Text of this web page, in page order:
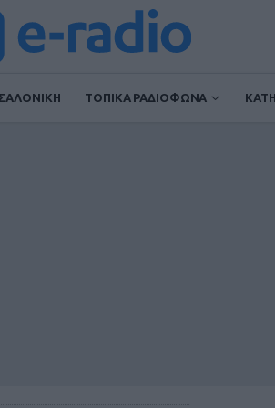
ΤΟΠΙΚΑ ΡΑΔΙΟΦΩΝΑ